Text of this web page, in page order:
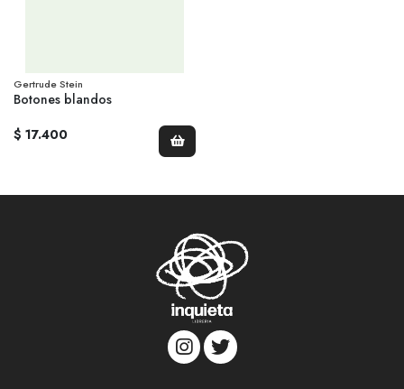
Gertrude Stein
Botones blandos
$ 17.400